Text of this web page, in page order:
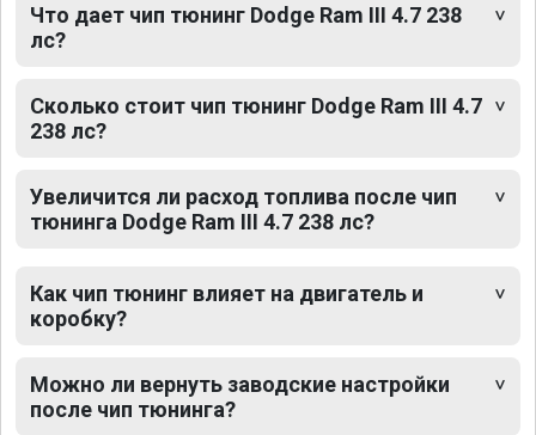
Что дает чип тюнинг Dodge Ram III 4.7 238
лс?
Сколько стоит чип тюнинг Dodge Ram III 4.7
238 лс?
Увеличится ли расход топлива после чип
тюнинга Dodge Ram III 4.7 238 лс?
Как чип тюнинг влияет на двигатель и
коробку?
Можно ли вернуть заводские настройки
после чип тюнинга?